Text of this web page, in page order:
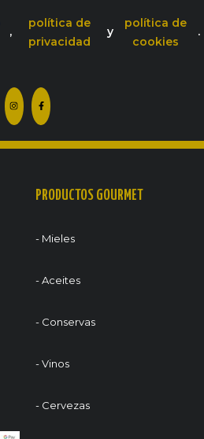
,
política de
privacidad
y
política de
cookies
.
PRODUCTOS GOURMET
- Mieles
- Aceites
- Conservas
- Vinos
- Cervezas